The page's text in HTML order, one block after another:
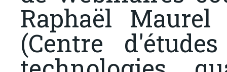
Raphaël
(Centre